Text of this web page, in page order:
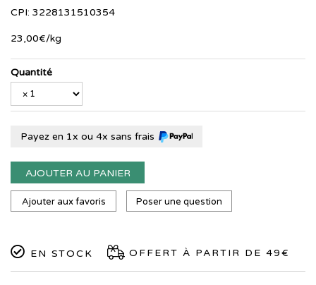
CPI: 3228131510354
23,00€/kg
Quantité
Payez en 1x ou 4x sans frais
AJOUTER AU PANIER
Ajouter aux favoris Poser une question
EN STOCK OFFERT À PARTIR DE 49€